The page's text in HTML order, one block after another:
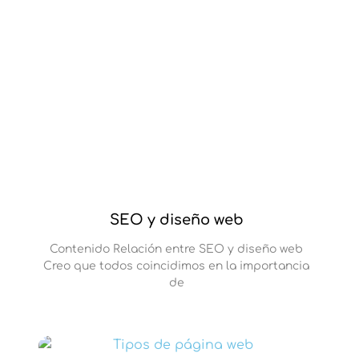
SEO y diseño web
Contenido Relación entre SEO y diseño web
Creo que todos coincidimos en la importancia
de